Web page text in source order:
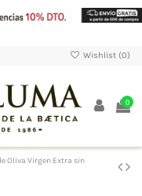
Wishlist (0)
0
Oliva Virgen Extra sin